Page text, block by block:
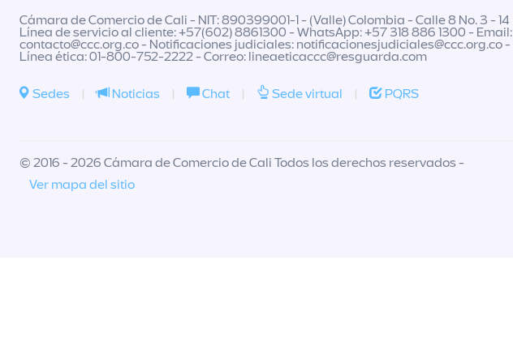
Cámara de Comercio de Cali - NIT: 890399001-1 - (Valle) Colombia - Calle 8 No. 3 - 14
Línea de servicio al cliente: +57(602) 8861300 - WhatsApp: +57 318 886 1300 - Email:
contacto@ccc.org.co- Notificaciones judiciales: notificacionesjudiciales@ccc.org.co-
Línea ética: 01-800-752-2222 - Correo: lineaeticaccc@resguarda.com
Sedes | Noticias | Chat | Sede virtual | PQRS
© 2016 - 2026 Cámara de Comercio de Cali Todos los derechos reservados -
Ver mapa del sitio